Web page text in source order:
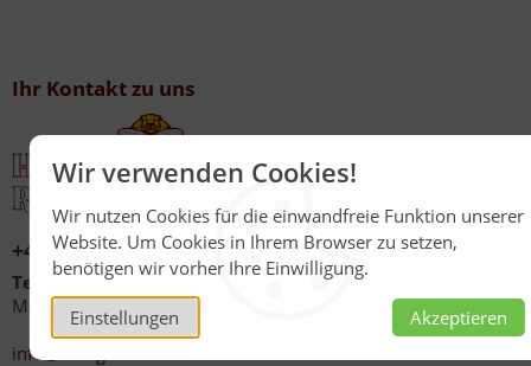
Wir verwenden Cookies!
Wir nutzen Cookies für die einwandfreie Funktion unserer
Website. Um Cookies in Ihrem Browser zu setzen,
benötigen wir vorher Ihre Einwilligung.
Einstellungen Akzeptieren
Ihr Kontakt zu uns
+49 (0)6267 1021
Telefonzeiten
Mo - Fr 08:00 - 12:00 Uhr
13:30 - 17:00 Uhr
info@honig-reinmuth.de